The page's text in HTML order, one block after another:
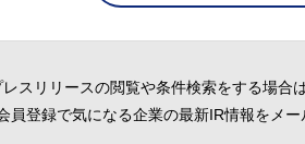
スリリースの閲覧や条件検索をする場合
員登録で気になる企業の最新IR情報をメー